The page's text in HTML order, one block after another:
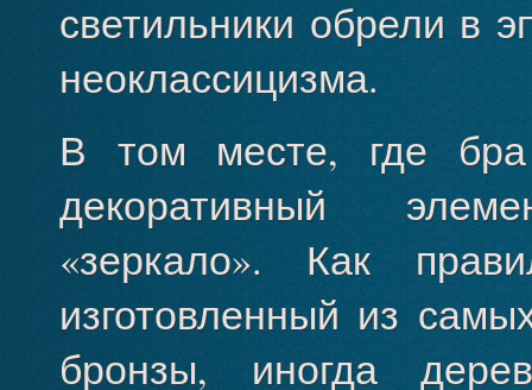
светильники обрели в
неоклассицизма.
В том месте, где бра
декоративный
«зеркало». Как
изготовленный из
бронзы, иногда